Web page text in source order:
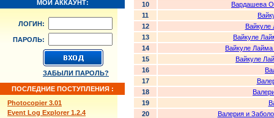
МОЙ АККАУНТ:
ЛОГИН:
ПАРОЛЬ:
ЗАБЫЛИ ПАРОЛЬ?
ПОСЛЕДНИЕ ПОСТУПЛЕНИЯ :
Photocopier 3.01
Event Log Explorer 1.2.4
10
Вардашева
11
12
Вайкуле
13
Вайкуле
14
Вайкуле Лайма
15
Вайкуле
16
17
18
19
20
Валерия и